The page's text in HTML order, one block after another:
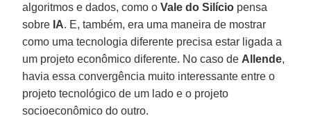
algoritmos e dados, como oVale do Silício pensa
sobre IA. E, também, era uma maneira de mostrar
como uma tecnologia diferente precisa estar ligada a
um projeto econômico diferente. No caso de Allende,
havia essa convergência muito interessante entre o
projeto tecnológico de um lado e o projeto
socioeconômico do outro.